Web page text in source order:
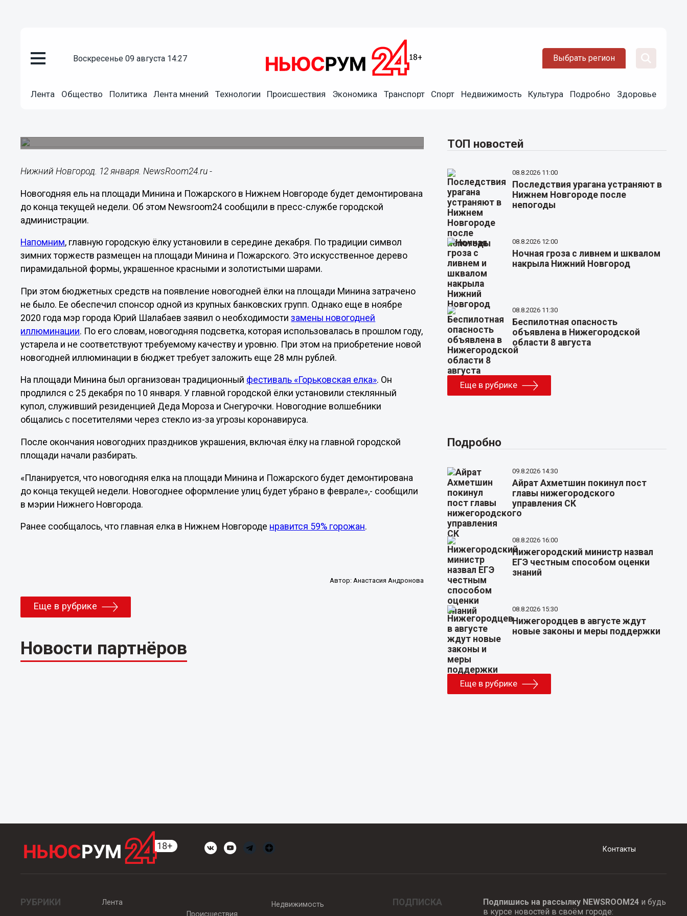
воскресенье 09 августа 14:27 Выбрать регион
Лента Общество Политика Лента мнений Технологии Происшествия Экономика Транспорт Спорт Недвижимость Культура Подробно Здоровье
Главная ёлка в Нижнем Новгороде простоит до конца
Нижний Новгород. 12 января. NewsRoom24.ru -
Новогодняя ель на площади Минина и Пожарского в Нижнем Новгороде будет демонтирована
до конца текущей недели. Об этом Newsroom24 сообщили в пресс-службе городской
администрации.
Напомним, главную городскую ёлку установили в середине декабря. По традиции символ
зимних торжеств размещен на площади Минина и Пожарского. Это искусственное дерево
пирамидальной формы, украшенное красными и золотистыми шарами.
При этом бюджетных средств на появление новогодней ёлки на площади Минина затрачено
не было. Ее обеспечил спонсор одной из крупных банковских групп. Однако еще в ноябре
2020 года мэр города Юрий Шалабаев заявил о необходимостизамены новогодней
иллюминации. По его словам, новогодняя подсветка, которая использовалась в прошлом году,
устарела и не соответствуют требуемому качеству и уровню. При этом на приобретение новой
новогодней иллюминации в бюджет требует заложить еще 28 млн рублей.
На площади Минина был организован традиционный фестиваль «Горьковская елка». Он
продлился с 25 декабря по 10 января. У главной городской ёлки установили стеклянный
купол, служивший резиденцией Деда Мороза и Снегурочки. Новогодние волшебники
общались с посетителями через стекло из-за угрозы коронавируса.
После окончания новогодних праздников украшения, включая ёлку на главной городской
площади начали разбирать.
«Планируется, что новогодняя елка на площади Минина и Пожарского будет демонтирована
до конца текущей недели. Новогоднее оформление улиц будет убрано в феврале»,- сообщили
в мэрии Нижнего Новгорода.
Ранее сообщалось, что главная елка в Нижнем Новгороде нравится 59% горожан.
Автор: Анастасия Андронова
Еще в рубрике
Новости партнёров
ТОП новостей
08.8.2026 11:00
Последствия урагана устраняют в
Нижнем Новгороде после
непогоды
08.8.2026 12:00
Ночная гроза с ливнем и шквалом
накрыла Нижний Новгород
08.8.2026 11:30
Беспилотная опасность
объявлена в Нижегородской
области 8 августа
Еще в рубрике
Подробно
09.8.2026 14:30
Айрат Ахметшин покинул пост
главы нижегородского
управления СК
08.8.2026 16:00
Нижегородский министр назвал
ЕГЭ честным способом оценки
знаний
08.8.2026 15:30
Нижегородцев в августе ждут
новые законы и меры поддержки
Еще в рубрике
Контакты
РУБРИКИ
Лента
Происшествия
Недвижимость ПОДПИСКА Подпишись на рассылку NEWSROOM24и будь
в курсе новостей в своём городе: